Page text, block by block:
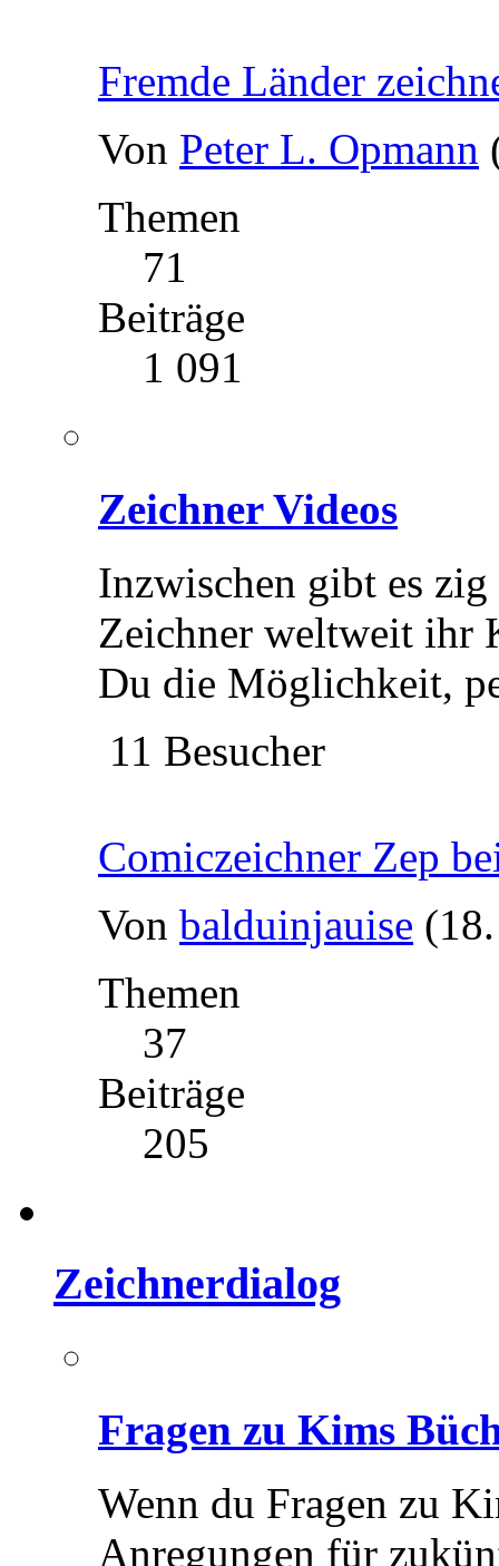
Fremde Länder
Von Peter L. Opmann
Themen
71
Beiträge
1 091
Zeichner Videos
Inzwischen gibt es zig
Zeichner weltweit ihr
Du die Möglichkeit,
11 Besucher
Comiczeichner Zep
Von balduinjauise
Themen
37
Beiträge
205
Zeichnerdialog
Fragen zu Kims
Wenn du Fragen zu
Anregungen für